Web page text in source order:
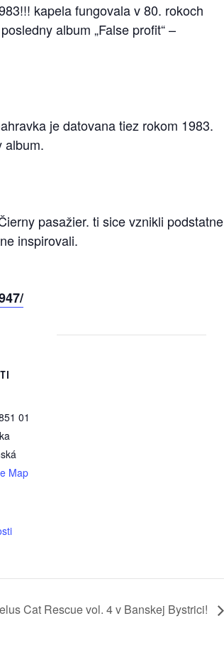
kapela fungovala v 80. rokoch
album „False profit“ –
je datovana tiez rokom 1983.
album.
pasažier. ti sice vznikli podstatne
inspirovali.
01
Map
Cat Rescue vol. 4 v Banskej Bystrici!